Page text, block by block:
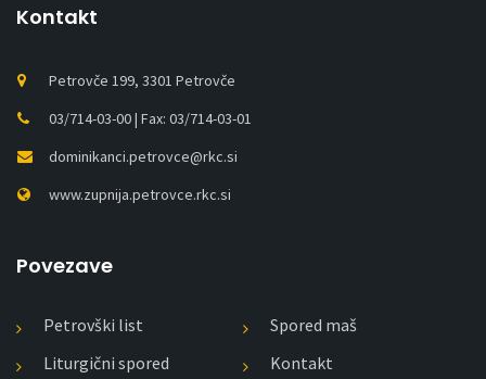
Kontakt
Petrovče 199, 3301 Petrovče
03/714-03-00 | Fax: 03/714-03-01
dominikanci.petrovce@rkc.si
www.zupnija.petrovce.rkc.si
Povezave
Petrovški list
Spored maš
Liturgični spored
Kontakt